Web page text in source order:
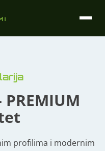
profilima i modernim